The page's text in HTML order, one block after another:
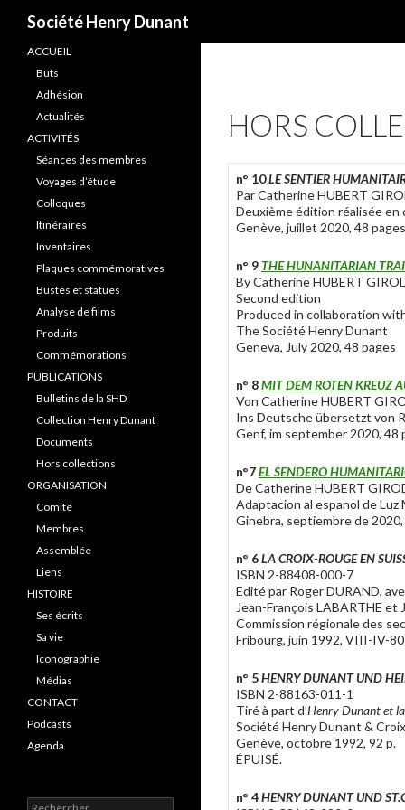
Société Henry Dunant
HORS
n° 10LE SENTIER
Par Catherine HUBERT
Deuxième édition réalisée en
Genève, juillet 2020, 48 pages
n° 9THE HUNANITARIAN
By Catherine HUBERT
Second edition
Produced in collaboration
The Société Henry Dunant
Geneva, July 2020, 48 pages
n° 8MIT DEM ROTEN KREUZ
Von Catherine HUBERT
Ins Deutsche übersetzt von
Genf, im september 2020, 48
n°7EL SENDERO
De Catherine HUBERT
Adaptacion al espanol de Luz
Ginebra, septiembre de
n° 6LA CROIX-ROUGE EN
ISBN 2-88408-000-7
Edité par Roger DURAND,
Jean-François LABARTHE et
Commission régionale des
Fribourg, juin 1992, VIII-IV-
n° 5HENRY DUNANT UND
ISBN 2-88163-011-1
Tiré à part d’Henry Dunant et la
Société Henry Dunant &
Genève, octobre 1992, 92 p.
ÉPUISÉ.
n° 4HENRY DUNANT UND
ACCUEIL
Buts
Adhésion
Actualités
ACTIVITÉS
Séances des membres
Voyages d’étude
Colloques
Itinéraires
Inventaires
Plaques commémoratives
Bustes et statues
Analyse de films
Produits
Commémorations
PUBLICATIONS
Bulletins de la SHD
Collection Henry Dunant
Documents
Hors collections
ORGANISATION
Comité
Membres
Assemblée
Liens
HISTOIRE
Ses écrits
Sa vie
Iconographie
Médias
CONTACT
Podcasts
Agenda
R